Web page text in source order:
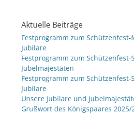
Aktuelle Beiträge
Festprogramm zum Schützenfest-
Jubilare
Festprogramm zum Schützenfest-
Jubelmajestäten
Festprogramm zum Schützenfest-
Jubilare
Unsere Jubilare und
Grußwort des Königspaares 2025/